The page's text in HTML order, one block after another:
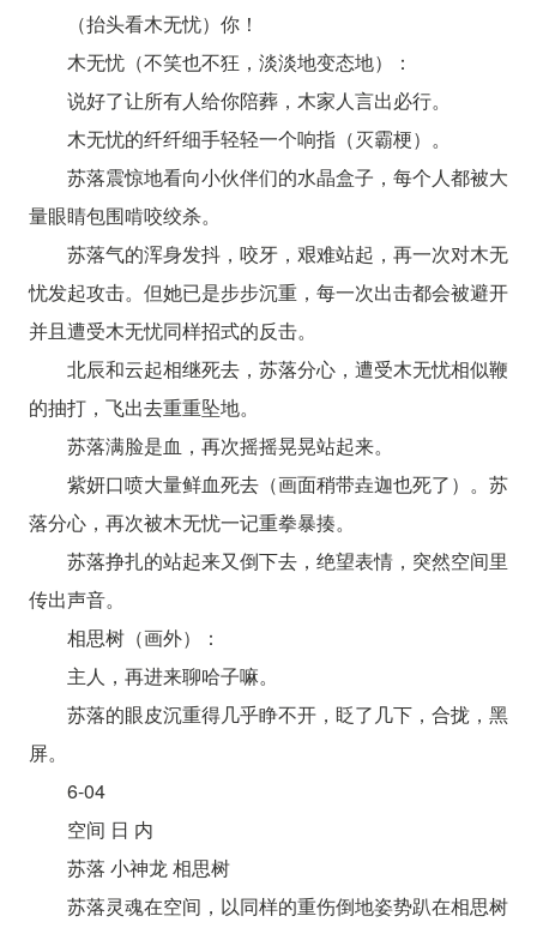
（抬头看木无忧）你！
木无忧（不笑也不狂，淡淡地变态地）：
说好了让所有人给你陪葬，木家人言出必行。
木无忧的纤纤细手轻轻一个响指（灭霸梗）。
苏落震惊地看向小伙伴们的水晶盒子，每个人都被大
量眼睛包围啃咬绞杀。
苏落气的浑身发抖，咬牙，艰难站起，再一次对木无
忧发起攻击。但她已是步步沉重，每一次出击都会被避开
并且遭受木无忧同样招式的反击。
北辰和云起相继死去，苏落分心，遭受木无忧相似鞭
的抽打，飞出去重重坠地。
苏落满脸是血，再次摇摇晃晃站起来。
紫妍口喷大量鲜血死去（画面稍带垚迦也死了）。苏
落分心，再次被木无忧一记重拳暴揍。
苏落挣扎的站起来又倒下去，绝望表情，突然空间里
传出声音。
相思树（画外）：
主人，再进来聊哈子嘛。
苏落的眼皮沉重得几乎睁不开，眨了几下，合拢，黑
屏。
6-04
空间 日 内
苏落 小神龙 相思树
苏落灵魂在空间，以同样的重伤倒地姿势趴在相思树